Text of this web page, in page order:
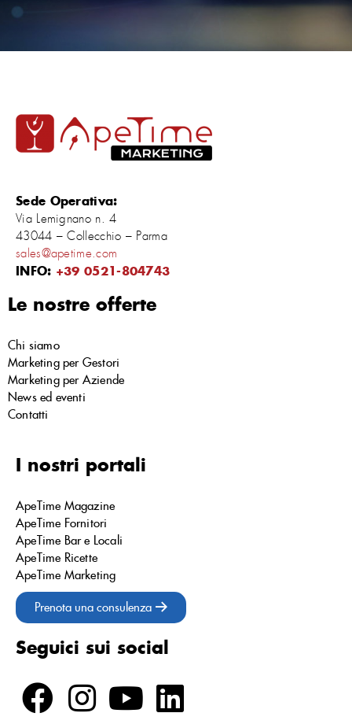
Sede Operativa:
Via Lemignano n. 4
43044 – Collecchio – Parma
sales@apetime.com
INFO: +39 0521-804743
Le nostre offerte
Chi siamo
Marketing per Gestori
Marketing per Aziende
News ed eventi
Contatti
I nostri portali
ApeTime Magazine
ApeTime Fornitori
ApeTime Bar e Locali
ApeTime Ricette
ApeTime Marketing
Prenota una consulenza
Seguici sui social